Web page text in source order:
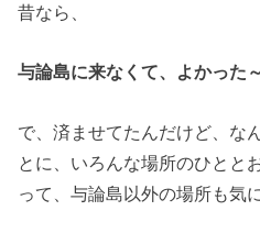
昔なら、
与論島に来なくて、よかった
で、済ませてたんだけど、な
とに、いろんな場所のひとと
って、与論島以外の場所も気